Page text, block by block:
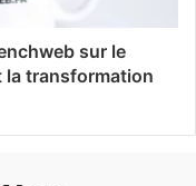
sur le
la transformation